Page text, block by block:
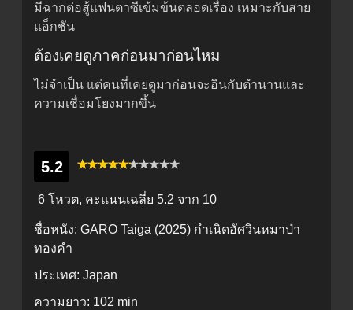
มีฉากต่อสู้แฟนตาซีเข้มข้นตลอดเรื่อง เหมาะกับสาย
แอ็กชัน
ต้องเคยดูภาคก่อนมาก่อนไหม
ไม่จำเป็น แต่คนที่เคยดูมาก่อนจะอินกับตำนานและ
ความเชื่อมโยงมากขึ้น
5.2
6 โหวต, คะแนนเฉลี่ย 5.2 จาก 10
ชื่อหนัง: GARO Taiga (2025) กำเนิดอัศวินหมาป่า
ทองคำ
ประเทศ: Japan
ความยาว: 102 min